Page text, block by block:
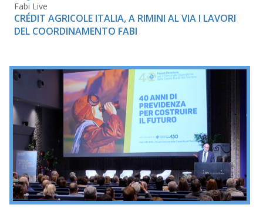
Fabi Live
CRÉDIT AGRICOLE ITALIA, A RIMINI AL VIA I LAVORI
DEL COORDINAMENTO FABI